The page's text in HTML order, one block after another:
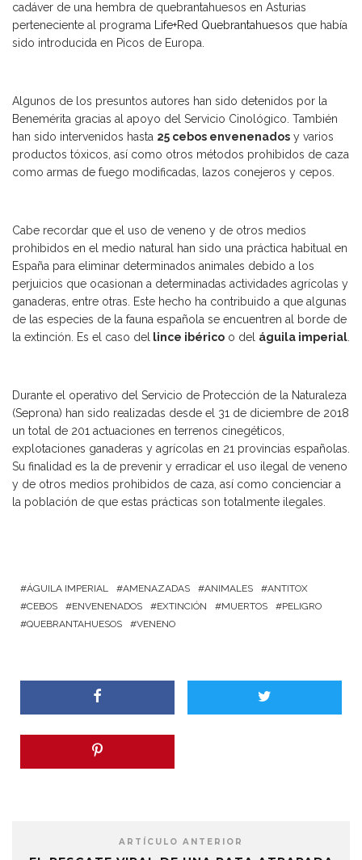
cadáver de una hembra de quebrantahuesos en Asturias
perteneciente al programa Life+Red Quebrantahuesos que había
sido introducida en Picos de Europa.
Algunos de los presuntos autores han sido detenidos por la
Benemérita gracias al apoyo del Servicio Cinológico. También
han sido intervenidos hasta 25 cebos envenenados y varios
productos tóxicos, así como otros métodos prohibidos de caza
como armas de fuego modificadas, lazos conejeros y cepos.
Cabe recordar que el uso de veneno y de otros medios
prohibidos en el medio natural han sido una práctica habitual en
España para eliminar determinados animales debido a los
perjuicios que ocasionan a determinadas actividades agrícolas y
ganaderas, entre otras. Este hecho ha contribuido a que algunas
de las especies de la fauna española se encuentren al borde de
la extinción. Es el caso del lince ibérico o del águila imperial.
Durante el operativo del Servicio de Protección de la Naturaleza
(Seprona) han sido realizadas desde el 31 de diciembre de 2018
un total de 201 actuaciones en terrenos cinegéticos,
explotaciones ganaderas y agrícolas en 21 provincias españolas.
Su finalidad es la de prevenir y erradicar el uso ilegal de veneno
y de otros medios prohibidos de caza, así como concienciar a
la población de que estas prácticas son totalmente ilegales.
ÁGUILA IMPERIAL AMENAZADAS ANIMALES
ANTITOX
CEBOS
ENVENENADOS EXTINCIÓN MUERTOS
PELIGRO
QUEBRANTAHUESOS
VENENO
ARTÍCULO ANTERIOR